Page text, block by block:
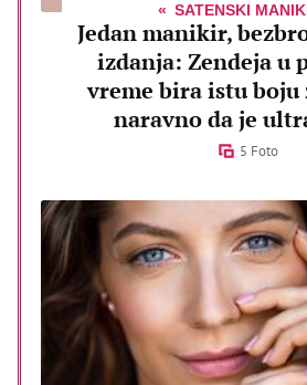
SATENSKI
Jedan manikir,
izdanja: Zendeja u
vreme bira istu boju
naravno da je
5 Foto